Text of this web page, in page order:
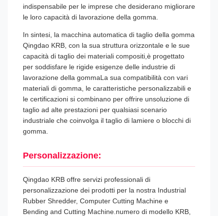
indispensabile per le imprese che desiderano migliorare
le loro capacità di lavorazione della gomma.
In sintesi, la macchina automatica di taglio della gomma
Qingdao KRB, con la sua struttura orizzontale e le sue
capacità di taglio dei materiali compositi,è progettato
per soddisfare le rigide esigenze delle industrie di
lavorazione della gommaLa sua compatibilità con vari
materiali di gomma, le caratteristiche personalizzabili e
le certificazioni si combinano per offrire unsoluzione di
taglio ad alte prestazioni per qualsiasi scenario
industriale che coinvolga il taglio di lamiere o blocchi di
gomma.
Personalizzazione:
Qingdao KRB offre servizi professionali di
personalizzazione dei prodotti per la nostra Industrial
Rubber Shredder, Computer Cutting Machine e
Bending and Cutting Machine.numero di modello KRB,